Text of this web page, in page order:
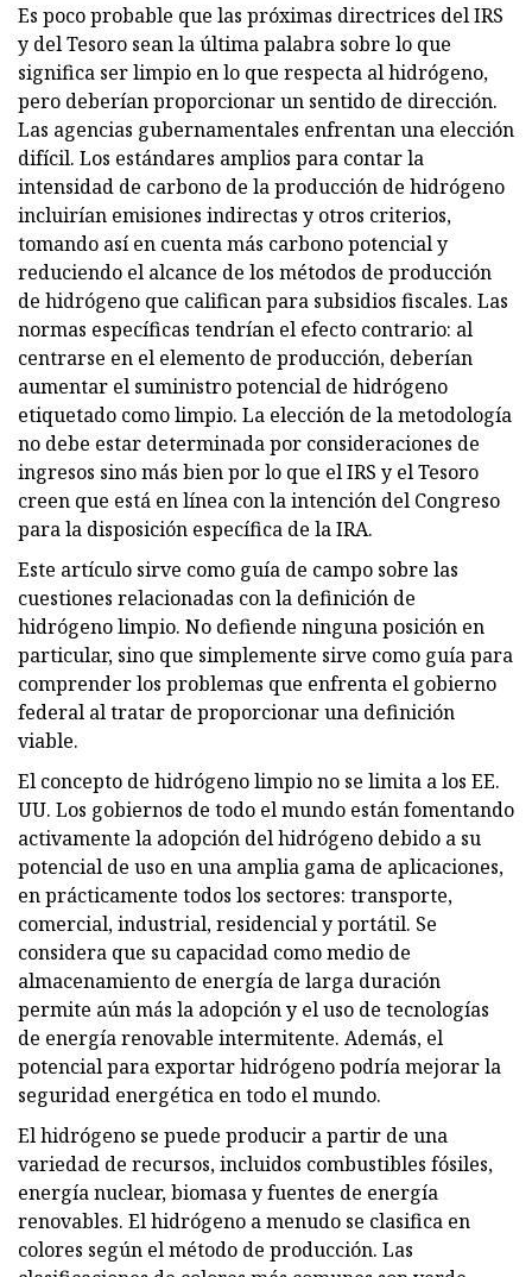
Es poco probable que las próximas directrices del IRS
y del Tesoro sean la última palabra sobre lo que
significa ser limpio en lo que respecta al hidrógeno,
pero deberían proporcionar un sentido de dirección.
Las agencias gubernamentales enfrentan una elección
difícil. Los estándares amplios para contar la
intensidad de carbono de la producción de hidrógeno
incluirían emisiones indirectas y otros criterios,
tomando así en cuenta más carbono potencial y
reduciendo el alcance de los métodos de producción
de hidrógeno que califican para subsidios fiscales. Las
normas específicas tendrían el efecto contrario: al
centrarse en el elemento de producción, deberían
aumentar el suministro potencial de hidrógeno
etiquetado como limpio. La elección de la metodología
no debe estar determinada por consideraciones de
ingresos sino más bien por lo que el IRS y el Tesoro
creen que está en línea con la intención del Congreso
para la disposición específica de la IRA.
Este artículo sirve como guía de campo sobre las
cuestiones relacionadas con la definición de
hidrógeno limpio. No defiende ninguna posición en
particular, sino que simplemente sirve como guía para
comprender los problemas que enfrenta el gobierno
federal al tratar de proporcionar una definición
viable.
El concepto de hidrógeno limpio no se limita a los EE.
UU. Los gobiernos de todo el mundo están fomentando
activamente la adopción del hidrógeno debido a su
potencial de uso en una amplia gama de aplicaciones,
en prácticamente todos los sectores: transporte,
comercial, industrial, residencial y portátil. Se
considera que su capacidad como medio de
almacenamiento de energía de larga duración
permite aún más la adopción y el uso de tecnologías
de energía renovable intermitente. Además, el
potencial para exportar hidrógeno podría mejorar la
seguridad energética en todo el mundo.
El hidrógeno se puede producir a partir de una
variedad de recursos, incluidos combustibles fósiles,
energía nuclear, biomasa y fuentes de energía
renovables. El hidrógeno a menudo se clasifica en
colores según el método de producción. Las